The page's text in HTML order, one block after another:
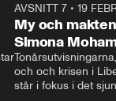
AVSNITT 7• 19
My och
Simona
och och krisen i
står i fokus i det